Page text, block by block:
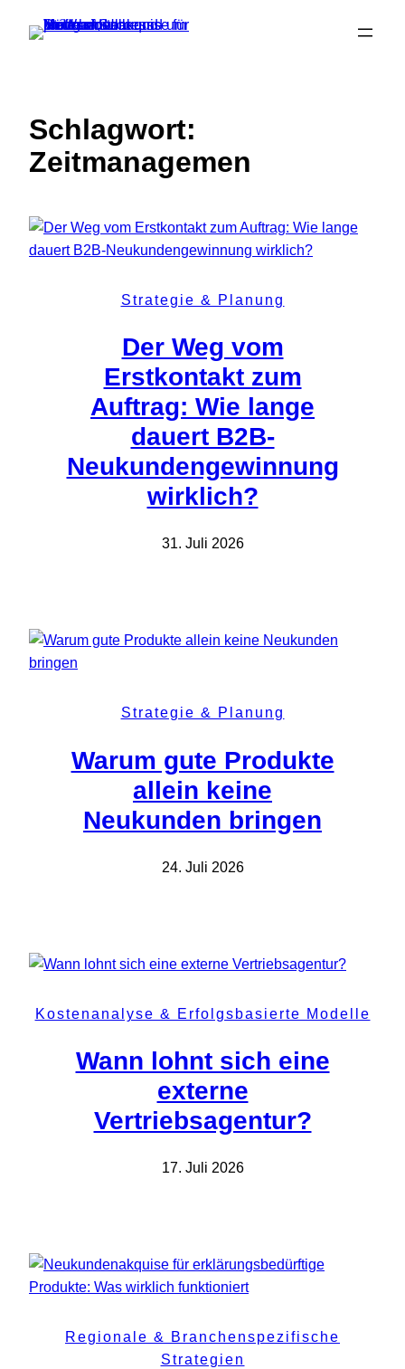
Inhalt
Schlagwort:
Zeitmanagemen
Strategie & Planung
Der Weg vom
Erstkontakt zum
Auftrag: Wie lange
dauert B2B-
Neukundengewinnung
wirklich?
31. Juli 2026
Strategie & Planung
Warum gute Produkte
allein keine
Neukunden bringen
24. Juli 2026
Kostenanalyse & Erfolgsbasierte Modelle
Wann lohnt sich eine
externe
Vertriebsagentur?
17. Juli 2026
Regionale & Branchenspezifische
Strategien